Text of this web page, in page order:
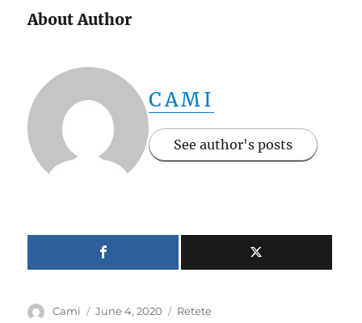
About Author
CAMI
See author's posts
Author
Cami
Posted
June 4, 2020 Categories
Retete